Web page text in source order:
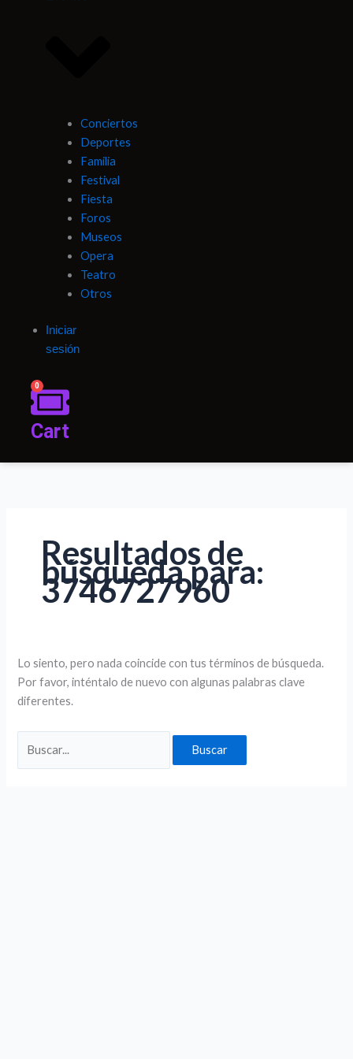
Conciertos
Deportes
Familia
Festival
Fiesta
Foros
Museos
Opera
Teatro
Otros
Iniciar
sesión
0
Cart
Resultados de
búsqueda para:
3746727960
Lo siento, pero nada coincide con tus términos de búsqueda.
Por favor, inténtalo de nuevo con algunas palabras clave
diferentes.